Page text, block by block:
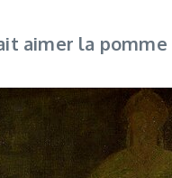
aimer la